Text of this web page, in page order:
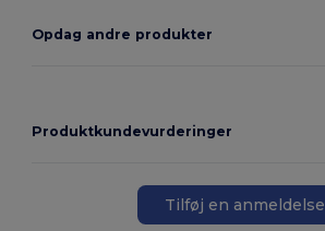
Opdag andre produkter
Produktkundevurderinger
Tilføj en anmeldelse